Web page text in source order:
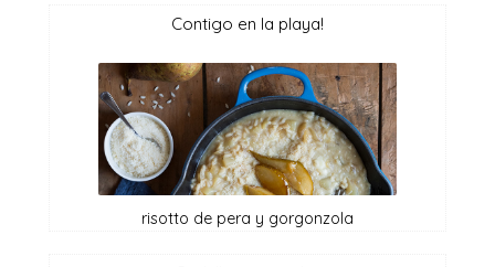
contigo en la playa!
risotto de pera y gorgonzola